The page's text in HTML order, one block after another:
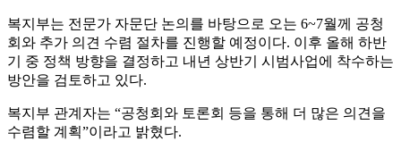
복지부는 전문가 자문단 논의를 바탕으로 오는 6~7월께 공청
회와 추가 의견 수렴 절차를 진행할 예정이다. 이후 올해 하반
기 중 정책 방향을 결정하고 내년 상반기 시범사업에 착수하는
방안을 검토하고 있다.
복지부 관계자는 “공청회와 토론회 등을 통해 더 많은 의견을
수렴할 계획”이라고 밝혔다.